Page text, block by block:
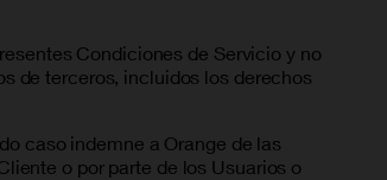
Condiciones de Servicio y no
de terceros, incluidos los derechos
caso indemne a Orange de las
o por parte de los Usuarios o